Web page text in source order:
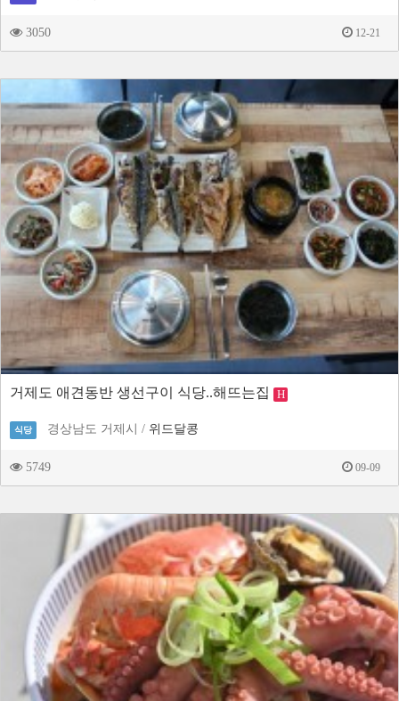
3050 12-21
거제도 애견동반 생선구이 식당..해뜨는집 H
식당 경상남도 거제시 / 위드달콩
5749 09-09